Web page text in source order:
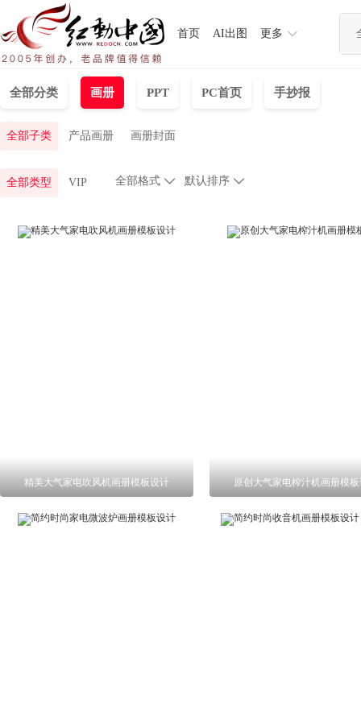
首页 AI出图 更多
全部分类 画册 PPT PC首页 手抄报
全部子类 产品画册 画册封面
全部类型 VIP 
全部格式 默认排序 
精美大气家电吹风机画册模板设计 原创大气家电榨汁机画册模